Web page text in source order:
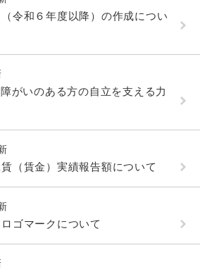
（令和６年度以降）の作成につい
がいのある方の自立を支える力
（賃金）実績報告額について
ゴマークについて